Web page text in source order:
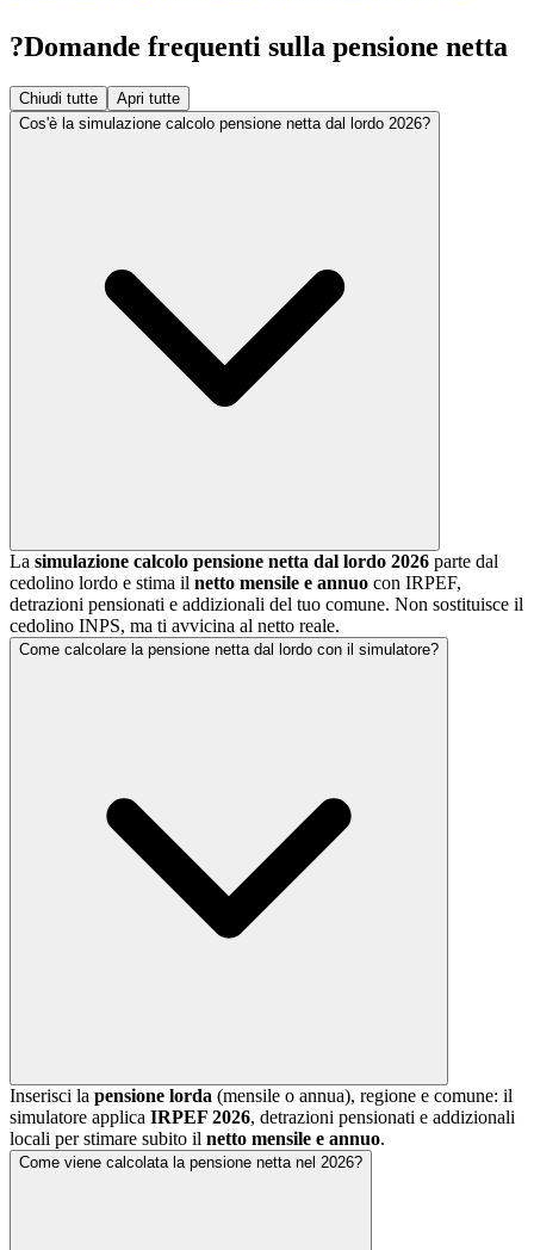
?Domande frequenti sulla pensione netta
Chiudi tutte
Apri tutte
Cos'è la simulazione calcolo pensione netta dal lordo 2026?
La simulazione calcolo pensione netta dal lordo 2026 parte dal
cedolino lordo e stima il netto mensile e annuo con IRPEF,
detrazioni pensionati e addizionali del tuo comune. Non sostituisce il
cedolino INPS, ma ti avvicina al netto reale.
Come calcolare la pensione netta dal lordo con il simulatore?
Inserisci la pensione lorda (mensile o annua), regione e comune: il
simulatore applica IRPEF 2026, detrazioni pensionati e addizionali
locali per stimare subito il netto mensile e annuo.
Come viene calcolata la pensione netta nel 2026?